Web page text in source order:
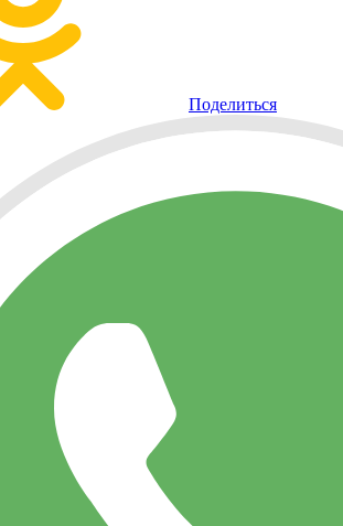
Поделиться